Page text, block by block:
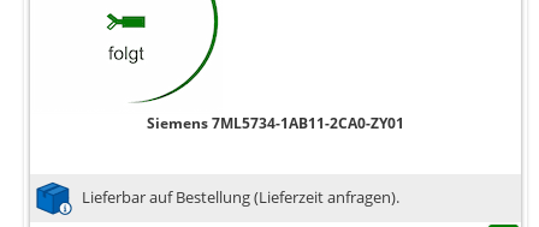
Siemens 7ML5734-1AB11-2CA0-ZY01
Lieferbar auf Bestellung (Lieferzeit anfragen).